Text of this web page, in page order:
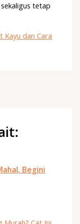
tetap
Kayu dan Cara
Begini